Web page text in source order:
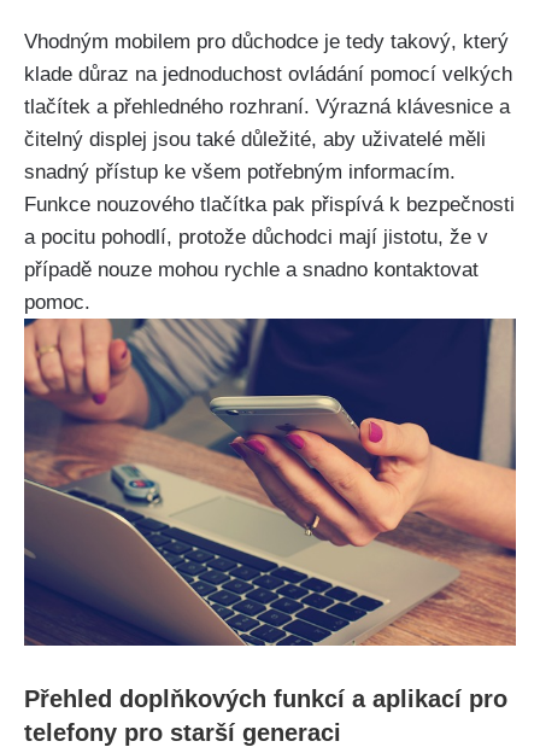
Vhodným mobilem pro důchodce je tedy takový, který
klade důraz na jednoduchost ovládání pomocí velkých
tlačítek a přehledného rozhraní. Výrazná klávesnice a
čitelný displej jsou také důležité, aby uživatelé měli
snadný přístup ke všem potřebným informacím.
Funkce nouzového tlačítka pak přispívá k bezpečnosti
a pocitu pohodlí, protože důchodci mají jistotu, že v
případě nouze mohou rychle a snadno kontaktovat
pomoc.
Přehled doplňkových funkcí a aplikací pro
telefony pro starší generaci